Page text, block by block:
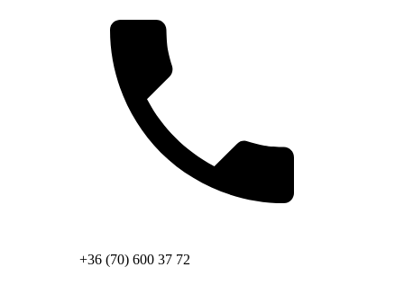
+36 (70) 600 37 72